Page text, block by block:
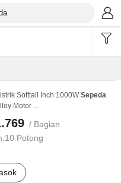
Softtail Inch 1000WSepeda
Motor ...
/ Bagian
10 Potong